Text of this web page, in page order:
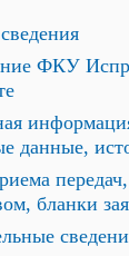
ФКУ
данные,
бланки